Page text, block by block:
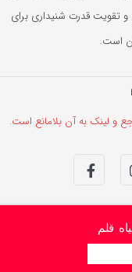
تقویت قدرت شنیداری برای
است.
و لینک به آن بلامانع است.
قلم